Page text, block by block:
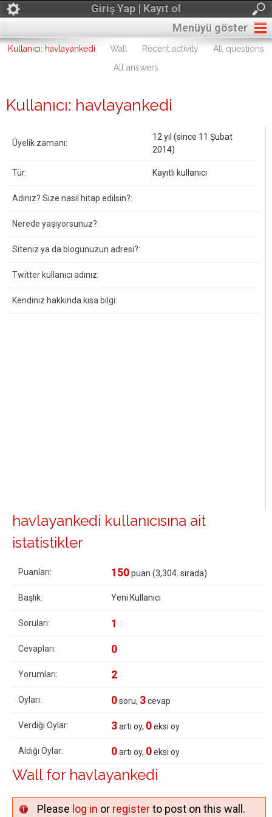
Giriş Yap | Kayıt ol
Menüyü göster
Kullanıcı: havlayankedi Wall Recent activity
All questions
All answers
Kullanıcı: havlayankedi
Üyelik zamanı:
12 yıl (since 11 Şubat
2014)
Tür: Kayıtlı kullanıcı
Adınız? Size nasıl hitap edilsin?:
Nerede yaşıyorsunuz?:
Siteniz ya da blogunuzun adresi?:
Twitter kullanıcı adınız:
Kendiniz hakkında kısa bilgi:
havlayankedi kullanıcısına ait
istatistikler
Puanları: 150puan (3,304 . sırada)
Başlık: Yeni Kullanıcı
Soruları: 1
Cevapları: 0
Yorumları: 2
Oyları: 0soru, 3cevap
Verdiği Oylar: 3artı oy, 0eksi oy
Aldığı Oylar: 0artı oy, 0eksi oy
Wall for havlayankedi
Please log in or registerto post on this wall.